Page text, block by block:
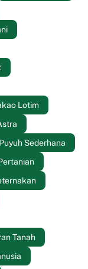
Lotim
Sederhana
Tanah